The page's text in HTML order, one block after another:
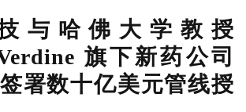
与哈佛大学教授
旗下新药公司
署数十亿美元管线授